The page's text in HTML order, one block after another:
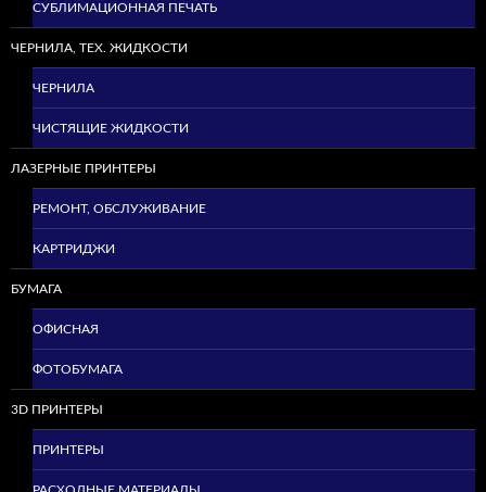
СУБЛИМАЦИОННАЯ ПЕЧАТЬ
ЧЕРНИЛА, ТЕХ. ЖИДКОСТИ
ЧЕРНИЛА
ЧИСТЯЩИЕ ЖИДКОСТИ
ЛАЗЕРНЫЕ ПРИНТЕРЫ
РЕМОНТ, ОБСЛУЖИВАНИЕ
КАРТРИДЖИ
БУМАГА
ОФИСНАЯ
ФОТОБУМАГА
3D ПРИНТЕРЫ
ПРИНТЕРЫ